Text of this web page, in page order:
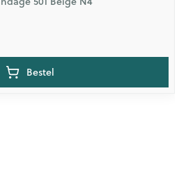
Bestel